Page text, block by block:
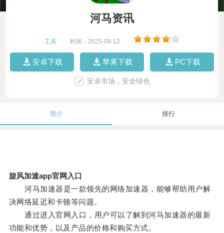
河马资讯
工具 时间：2025-09-12
安卓下载 苹果下载 PC下载
安卓市场，安全绿色
简介 排行
旋风加速app官网入口
河马加速器是一款领先的网络加速器，能够帮助用户解
决网络延迟和卡顿等问题。
通过进入官网入口，用户可以了解到河马加速器的最新
功能和优势，以及产品的价格和购买方式。